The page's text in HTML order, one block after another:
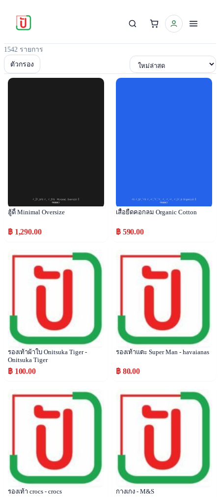
1542 รายการ
ตัวกรอง เรียงตาม
ฮู้ดี้ Minimal Oversize
฿ 1,290.00
เสื้อยืดคอกลม Organic Cotton
฿ 590.00
Popular
รองเท้าผ้าใบ Onitsuka Tiger -
Onitsuka Tiger
฿ 100.00
Popular
รองเท้าแตะ Super Man - havaianas
฿ 80.00
Popular
รองเท้า crocs - crocs
Popular
กางเกง - M&S